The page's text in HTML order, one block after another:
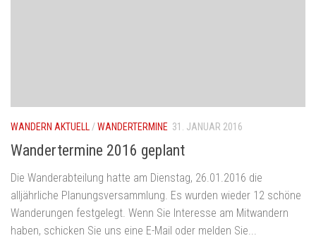
WANDERN AKTUELL/WANDERTERMINE 31. JANUAR 2016
Wandertermine 2016 geplant
Die Wanderabteilung hatte am Dienstag, 26.01.2016 die
alljährliche Planungsversammlung. Es wurden wieder 12 schöne
Wanderungen festgelegt. Wenn Sie Interesse am Mitwandern
haben, schicken Sie uns eine E-Mail oder melden Sie...